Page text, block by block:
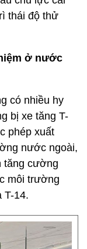
thái độ thử
ở nước
có nhiều hy
bị xe tăng T-
phép xuất
nước ngoài,
tăng cường
môi trường
T-14.